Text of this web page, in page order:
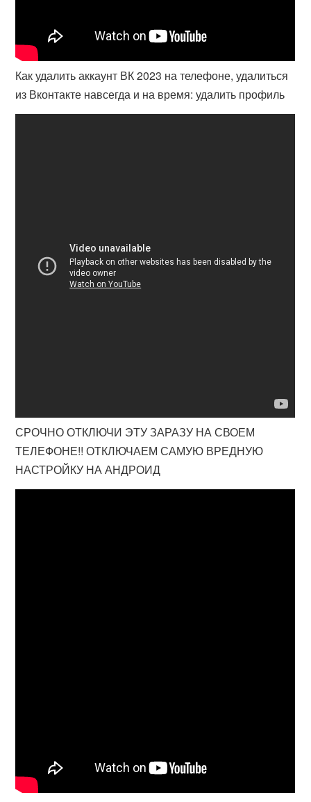
Как удалить аккаунт ВК 2023 на телефоне, удалиться
из Вконтакте навсегда и на время: удалить профиль
СРОЧНО ОТКЛЮЧИ ЭТУ ЗАРАЗУ НА СВОЕМ
ТЕЛЕФОНЕ!! ОТКЛЮЧАЕМ САМУЮ ВРЕДНУЮ
НАСТРОЙКУ НА АНДРОИД